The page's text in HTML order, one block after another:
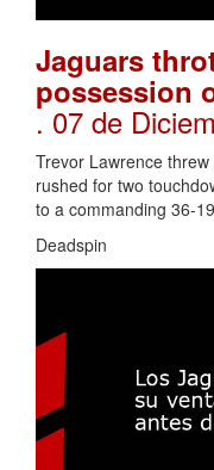
Jaguars
possession
. 07 de
Trevor Lawrence
rushed for two
to a commanding 36-
Deadspin